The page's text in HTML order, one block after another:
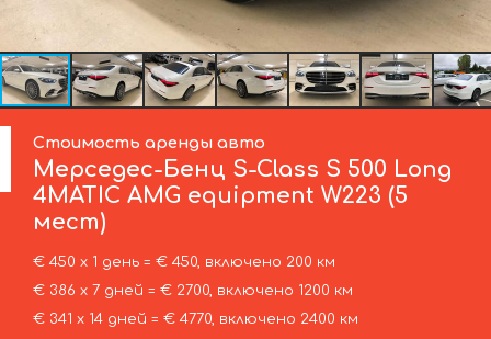
Стоимость аренды авто
Мерседес-Бенц S-Class S 500 Long
4MATIC AMG equipment W223 (5
мест)
€ 450 х 1 день = € 450, включено 200 км
€ 386 х 7 дней = € 2700, включено 1200 км
€ 341 х 14 дней = € 4770, включено 2400 км